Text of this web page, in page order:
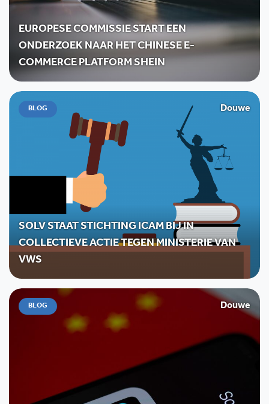
EUROPESE COMMISSIE START EEN
ONDERZOEK NAAR HET CHINESE E-
COMMERCE PLATFORM SHEIN
BLOG Douwe
SOLV STAAT STICHTING ICAM BIJ IN
COLLECTIEVE ACTIE TEGEN MINISTERIE VAN
VWS
BLOG Douwe